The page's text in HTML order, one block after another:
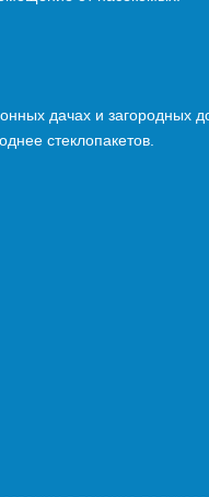
дачах и загородных
стеклопакетов.